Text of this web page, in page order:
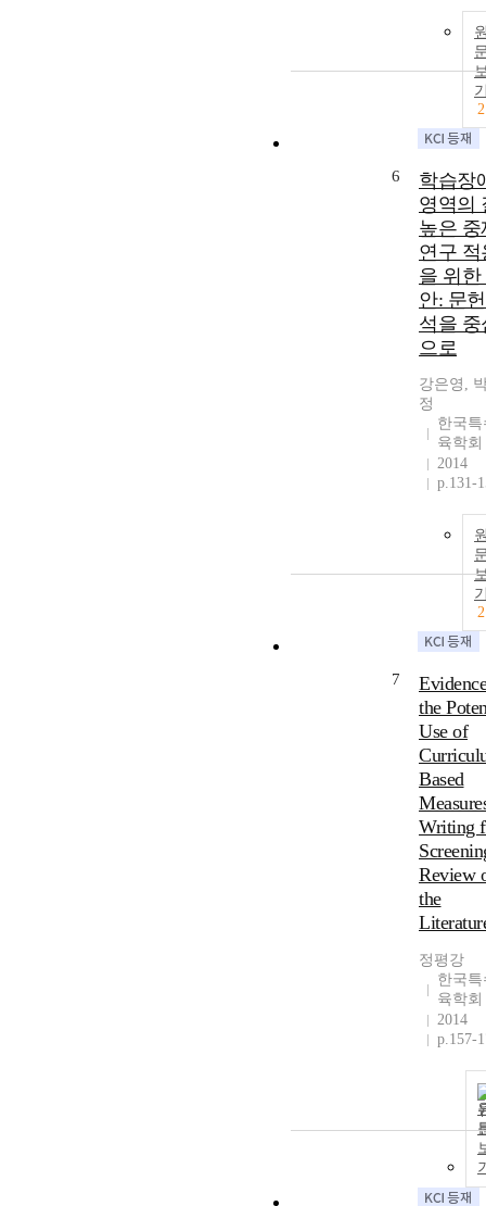
2
6
학습장
영역의
높은 중
연구 적
을 위한
안: 문
석을 중
으로
강은영,
정
한국
육학회
2014
p.131-
2
7
the
Use of
Based
Writing
Review
the
정평강
한국
육학회
2014
p.157-